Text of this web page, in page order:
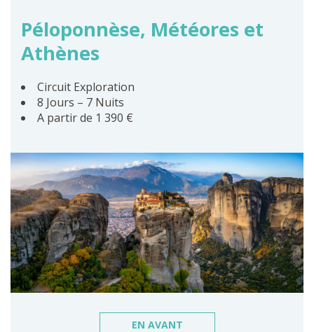
Péloponnèse, Météores et
Athènes
Circuit Exploration
8 Jours – 7 Nuits
A partir de 1 390 €
EN AVANT